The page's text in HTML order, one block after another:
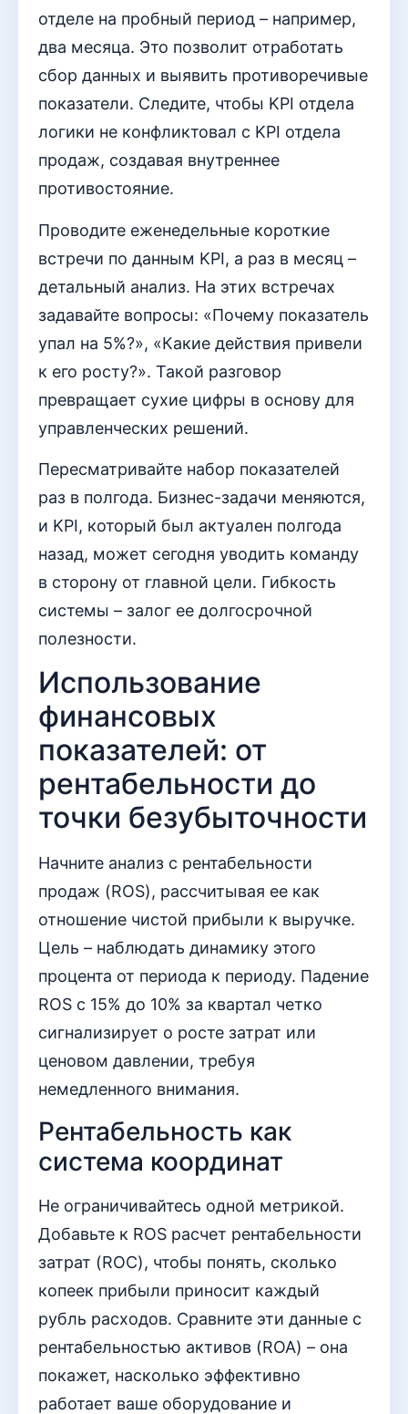
отделе на пробный период – например,
два месяца. Это позволит отработать
сбор данных и выявить противоречивые
показатели. Следите, чтобы KPI отдела
логики не конфликтовал с KPI отдела
продаж, создавая внутреннее
противостояние.
Проводите еженедельные короткие
встречи по данным KPI, а раз в месяц –
детальный анализ. На этих встречах
задавайте вопросы: «Почему показатель
упал на 5%?», «Какие действия привели
к его росту?». Такой разговор
превращает сухие цифры в основу для
управленческих решений.
Пересматривайте набор показателей
раз в полгода. Бизнес-задачи меняются,
и KPI, который был актуален полгода
назад, может сегодня уводить команду
в сторону от главной цели. Гибкость
системы – залог ее долгосрочной
полезности.
Использование
финансовых
показателей: от
рентабельности до
точки безубыточности
Начните анализ с рентабельности
продаж (ROS), рассчитывая ее как
отношение чистой прибыли к выручке.
Цель – наблюдать динамику этого
процента от периода к периоду. Падение
ROS с 15% до 10% за квартал четко
сигнализирует о росте затрат или
ценовом давлении, требуя
немедленного внимания.
Рентабельность как
система координат
Не ограничивайтесь одной метрикой.
Добавьте к ROS расчет рентабельности
затрат (ROC), чтобы понять, сколько
копеек прибыли приносит каждый
рубль расходов. Сравните эти данные с
рентабельностью активов (ROA) – она
покажет, насколько эффективно
работает ваше оборудование и